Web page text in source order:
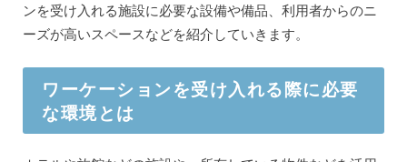
ンを受け入れる施設に必要な設備や備品、利用者からのニ
ーズが高いスペースなどを紹介していきます。
ワーケーションを受け入れる際に必要
な環境とは